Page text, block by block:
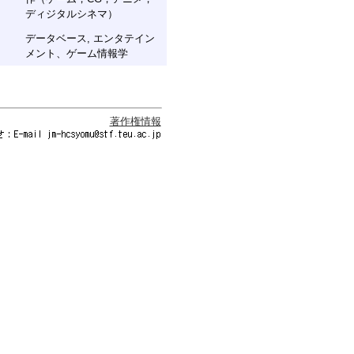
ディジタルシネマ）
データベース, エンタテイン
メント、ゲーム情報学
著作権情報